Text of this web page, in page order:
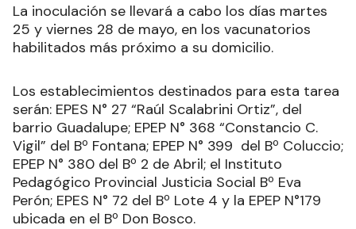
La inoculación se llevará a cabo los días martes
25 y viernes 28 de mayo, en los vacunatorios
habilitados más próximo a su domicilio.
Los establecimientos destinados para esta tarea
serán: EPES N° 27 “Raúl Scalabrini Ortiz”, del
barrio Guadalupe; EPEP N° 368 “Constancio C.
Vigil” del Bº Fontana; EPEP N° 399 del Bº Coluccio;
EPEP N° 380 del Bº 2 de Abril; el Instituto
Pedagógico Provincial Justicia Social Bº Eva
Perón; EPES N° 72 del Bº Lote 4 y la EPEP N°179
ubicada en el Bº Don Bosco.